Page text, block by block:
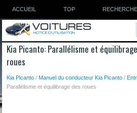
ACCUEIL TOP RECHERCHE
Kia Picanto: Parallélisme et
roues
Kia Picanto /Manuel du conducteur Kia Picanto /
Parallélisme et équilibrage des roues